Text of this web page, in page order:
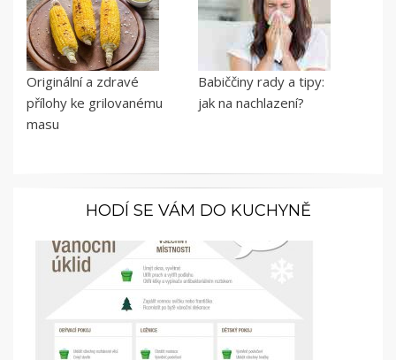
Originální a zdravé
přílohy ke grilovanému
masu
Babiččiny rady a tipy:
jak na nachlazení?
HODÍ SE VÁM DO KUCHYNĚ